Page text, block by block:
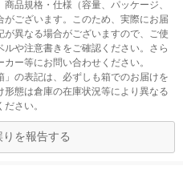
品規格・仕様（容量、パッケージ、
ございます。このため、実際にお届
異なる場合がございますので、ご使
や注意書きをご確認ください。さら
ー等にお問い合わせください。
の表記は、必ずしも箱でのお届けを
態は倉庫の在庫状況等により異なる
さい。
を報告する